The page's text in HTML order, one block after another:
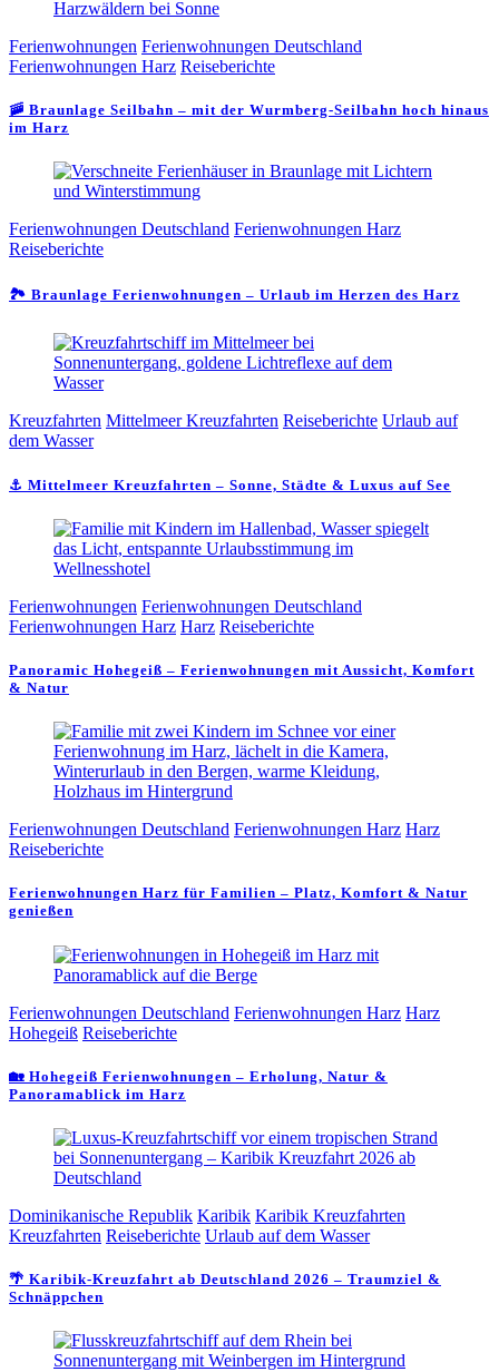
Ferienwohnungen Ferienwohnungen Deutschland
Ferienwohnungen Harz Reiseberichte
🚠 Braunlage Seilbahn – mit der Wurmberg-Seilbahn hoch hinaus
im Harz
Ferienwohnungen Deutschland Ferienwohnungen Harz
Reiseberichte
🏞️ Braunlage Ferienwohnungen – Urlaub im Herzen des Harz
Kreuzfahrten Mittelmeer Kreuzfahrten Reiseberichte Urlaub auf
dem Wasser
⚓ Mittelmeer Kreuzfahrten – Sonne, Städte & Luxus auf See
Ferienwohnungen Ferienwohnungen Deutschland
Ferienwohnungen Harz Harz Reiseberichte
Panoramic Hohegeiß – Ferienwohnungen mit Aussicht, Komfort
& Natur
Ferienwohnungen Deutschland Ferienwohnungen Harz Harz
Reiseberichte
Ferienwohnungen Harz für Familien – Platz, Komfort & Natur
genießen
Ferienwohnungen Deutschland Ferienwohnungen Harz Harz
Hohegeiß Reiseberichte
🏡 Hohegeiß Ferienwohnungen – Erholung, Natur &
Panoramablick im Harz
Dominikanische Republik Karibik Karibik Kreuzfahrten
Kreuzfahrten Reiseberichte Urlaub auf dem Wasser
🌴 Karibik-Kreuzfahrt ab Deutschland 2026 – Traumziel &
Schnäppchen